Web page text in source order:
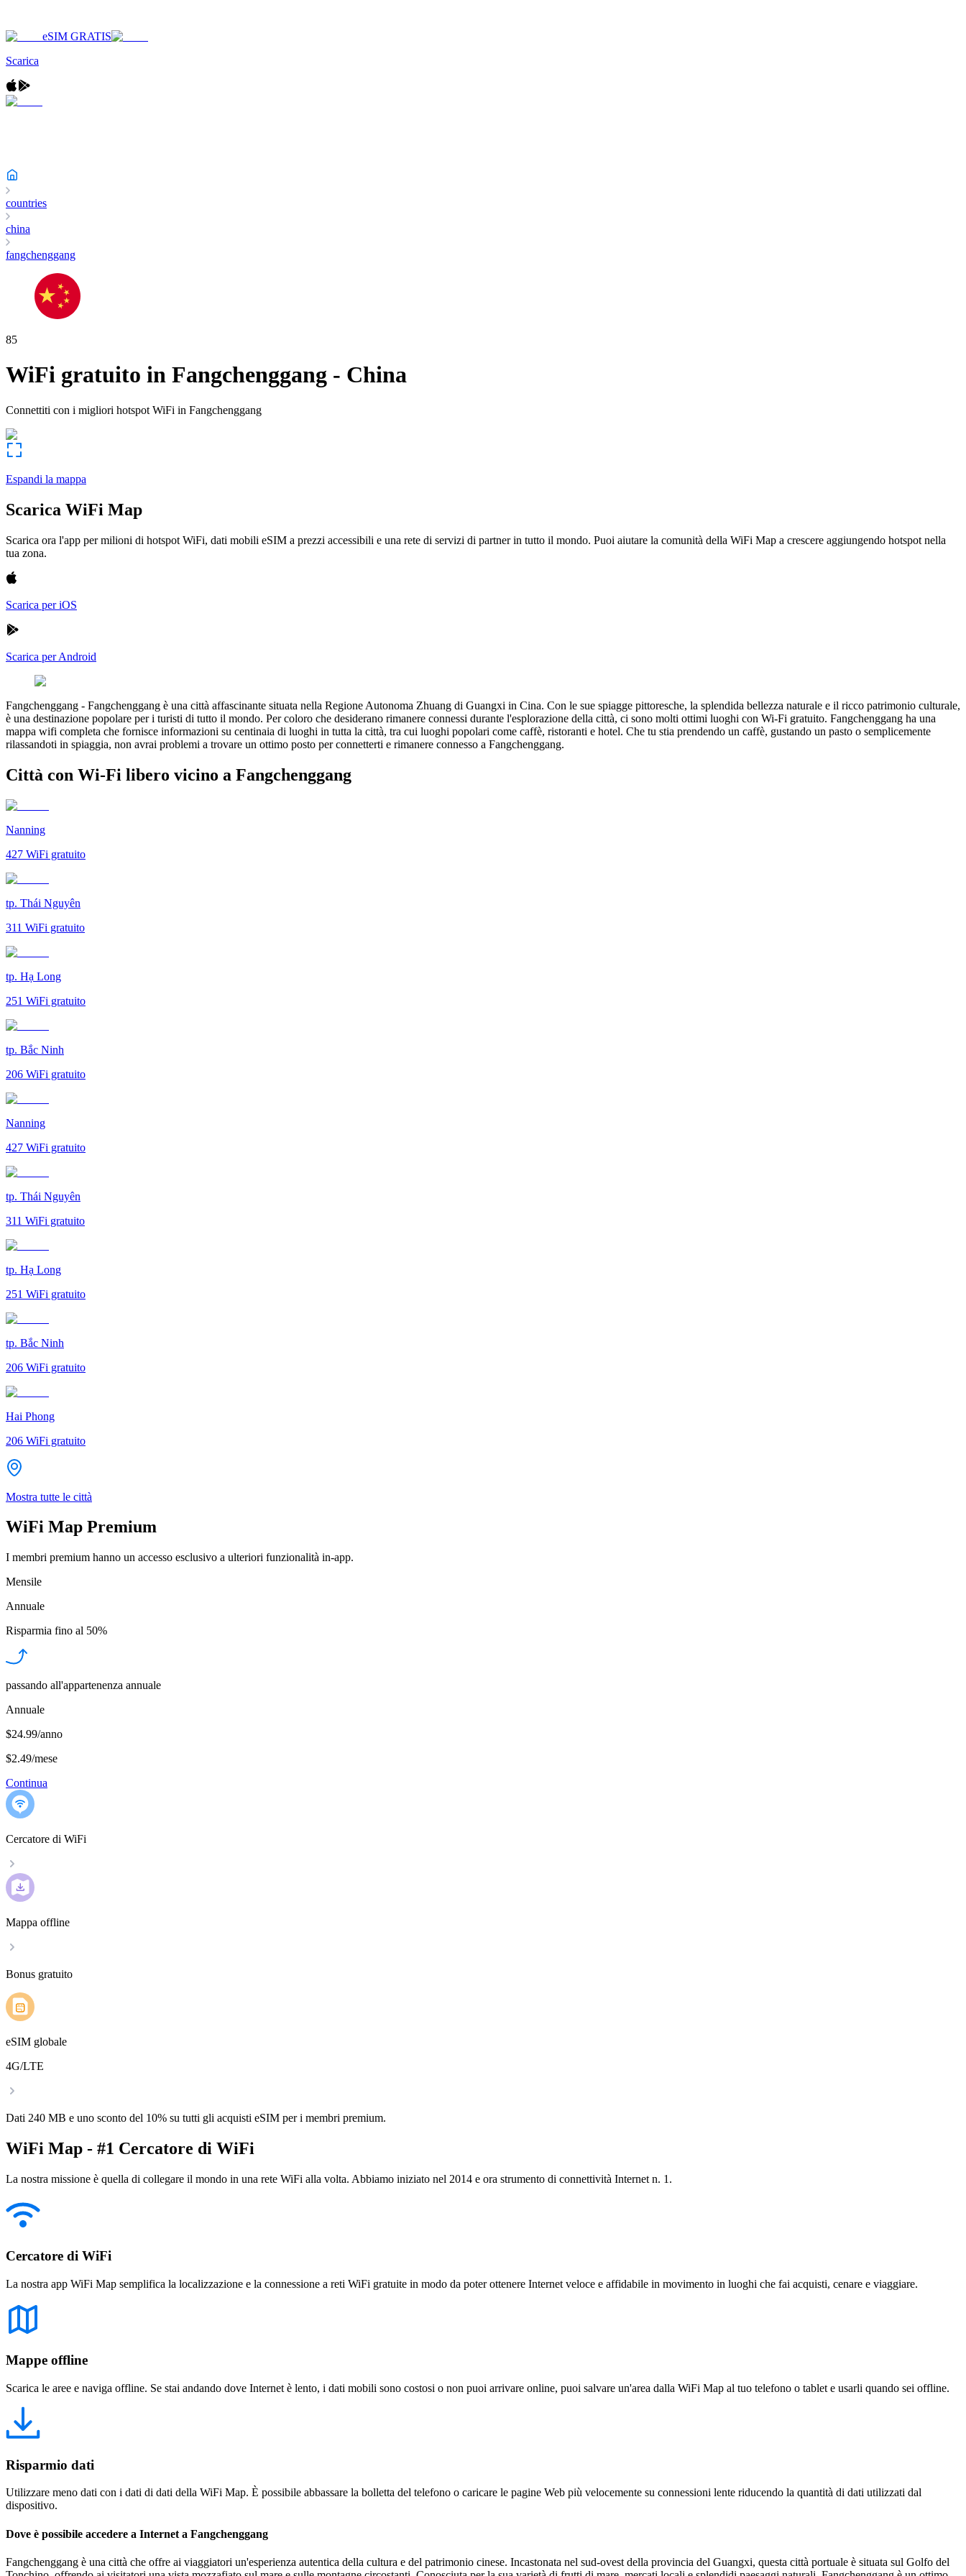
eSIM GRATIS
Scarica
countries
china
fangchenggang
85
WiFi gratuito in Fangchenggang - China
Connettiti con i migliori hotspot WiFi in Fangchenggang
Espandi la mappa
Scarica WiFi Map
Scarica ora l'app per milioni di hotspot WiFi, dati mobili eSIM a prezzi accessibili e una rete di servizi di partner in tutto il mondo. Puoi aiutare la comunità della WiFi Map a crescere aggiungendo hotspot nella
tua zona.
Scarica per iOS
Scarica per Android
Fangchenggang - Fangchenggang è una città affascinante situata nella Regione Autonoma Zhuang di Guangxi in Cina. Con le sue spiagge pittoresche, la splendida bellezza naturale e il ricco patrimonio culturale,
è una destinazione popolare per i turisti di tutto il mondo. Per coloro che desiderano rimanere connessi durante l'esplorazione della città, ci sono molti ottimi luoghi con Wi-Fi gratuito. Fangchenggang ha una
mappa wifi completa che fornisce informazioni su centinaia di luoghi in tutta la città, tra cui luoghi popolari come caffè, ristoranti e hotel. Che tu stia prendendo un caffè, gustando un pasto o semplicemente
rilassandoti in spiaggia, non avrai problemi a trovare un ottimo posto per connetterti e rimanere connesso a Fangchenggang.
Città con Wi-Fi libero vicino a Fangchenggang
Nanning
427 WiFi gratuito
tp. Thái Nguyên
311 WiFi gratuito
tp. Hạ Long
251 WiFi gratuito
tp. Bắc Ninh
206 WiFi gratuito
Nanning
427 WiFi gratuito
tp. Thái Nguyên
311 WiFi gratuito
tp. Hạ Long
251 WiFi gratuito
tp. Bắc Ninh
206 WiFi gratuito
Hai Phong
206 WiFi gratuito
Mostra tutte le città
WiFi Map Premium
I membri premium hanno un accesso esclusivo a ulteriori funzionalità in-app.
Mensile
Annuale
Risparmia fino al 50%
passando all'appartenenza annuale
Annuale
$24.99/anno
$2.49/mese
Continua
Cercatore di WiFi
Mappa offline
Bonus gratuito
eSIM globale
4G/LTE
Dati 240 MB e uno sconto del 10% su tutti gli acquisti eSIM per i membri premium.
WiFi Map - #1 Cercatore di WiFi
La nostra missione è quella di collegare il mondo in una rete WiFi alla volta. Abbiamo iniziato nel 2014 e ora strumento di connettività Internet n. 1.
Cercatore di WiFi
La nostra app WiFi Map semplifica la localizzazione e la connessione a reti WiFi gratuite in modo da poter ottenere Internet veloce e affidabile in movimento in luoghi che fai acquisti, cenare e viaggiare.
Mappe offline
Scarica le aree e naviga offline. Se stai andando dove Internet è lento, i dati mobili sono costosi o non puoi arrivare online, puoi salvare un'area dalla WiFi Map al tuo telefono o tablet e usarli quando sei offline.
Risparmio dati
Utilizzare meno dati con i dati di dati della WiFi Map. È possibile abbassare la bolletta del telefono o caricare le pagine Web più velocemente su connessioni lente riducendo la quantità di dati utilizzati dal
dispositivo.
Dove è possibile accedere a Internet a Fangchenggang
Fangchenggang è una città che offre ai viaggiatori un'esperienza autentica della cultura e del patrimonio cinese. Incastonata nel sud-ovest della provincia del Guangxi, questa città portuale è situata sul Golfo del